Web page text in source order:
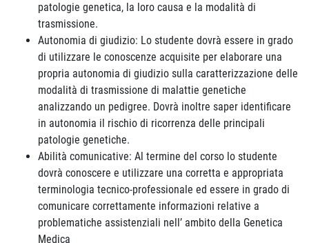
patologie genetica, la loro causa e la modalità di
trasmissione.
Autonomia di giudizio: Lo studente dovrà essere in grado
di utilizzare le conoscenze acquisite per elaborare una
propria autonomia di giudizio sulla caratterizzazione delle
modalità di trasmissione di malattie genetiche
analizzando un pedigree. Dovrà inoltre saper identificare
in autonomia il rischio di ricorrenza delle principali
patologie genetiche.
Abilità comunicative: Al termine del corso lo studente
dovrà conoscere e utilizzare una corretta e appropriata
terminologia tecnico-professionale ed essere in grado di
comunicare correttamente informazioni relative a
problematiche assistenziali nell’ ambito della Genetica
Medica